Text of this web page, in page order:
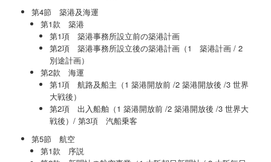
第4節 築港及海運
第1款 築港
第1項 築港事務所設立前の築港計画
第2項 築港事務所設立後の築港計画（1 築港計画 / 2
別途計画）
第2款 海運
第1項 航路及船主（1 築港開放前 /2 築港開放後 /3 世界
大戦後）
第2項 出入船舶（1 築港開放前 /2 築港開放後 /3 世界大
戦後）/ 第3項 汽船乗客
第5節 航空
第1款 序説